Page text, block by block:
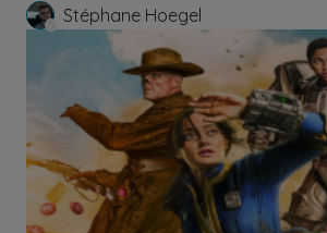
Stéphane Hoegel